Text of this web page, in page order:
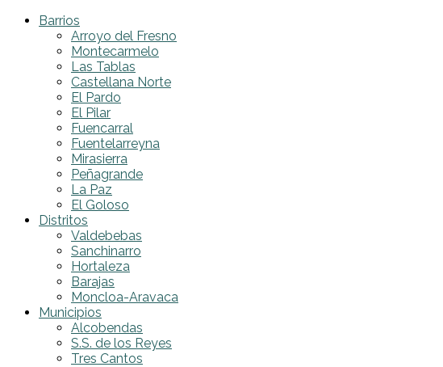
Barrios
Arroyo del Fresno
Montecarmelo
Las Tablas
Castellana Norte
El Pardo
El Pilar
Fuencarral
Fuentelarreyna
Mirasierra
Peñagrande
La Paz
El Goloso
Distritos
Valdebebas
Sanchinarro
Hortaleza
Barajas
Moncloa-Aravaca
Municipios
Alcobendas
S.S. de los Reyes
Tres Cantos